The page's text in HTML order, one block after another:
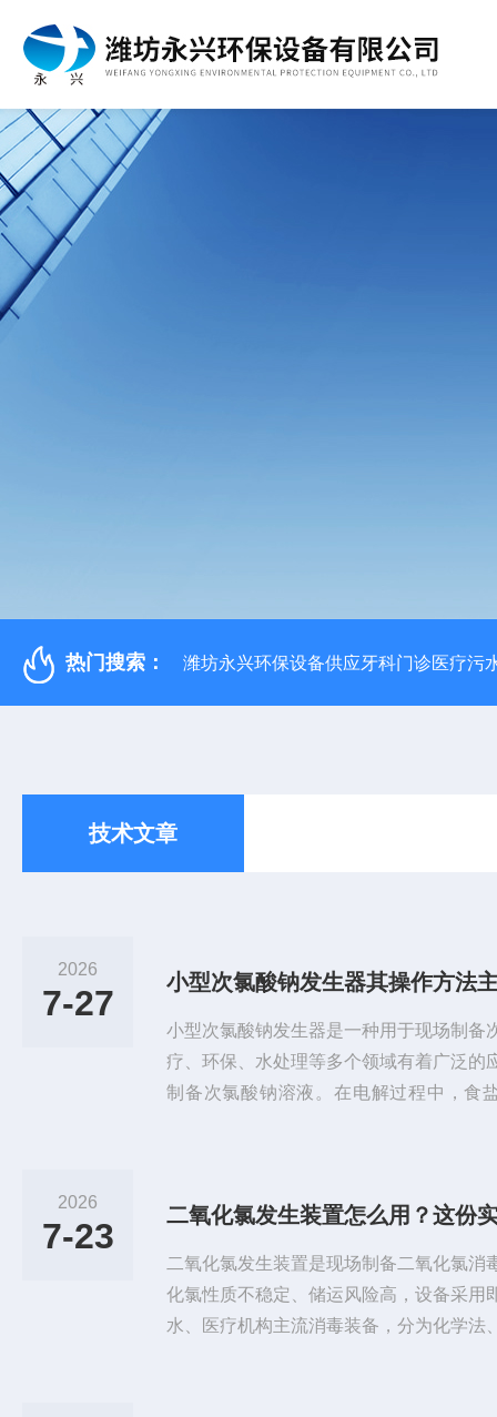
热门搜索： 潍坊永兴环保设备供应牙科门诊医疗污
技术文章
2026
7-27
小型次氯酸钠发生器是一种用于现场制备
疗、环保、水处理等多个领域有着广泛的
制备次氯酸钠溶液。在电解过程中，食
包括以下几个核心阶段：一、开机前准
2026
7-23
二氧化氯发生装置是现场制备二氧化氯消
化氯性质不稳定、储运风险高，设备采用
水、医疗机构主流消毒装备，分为化学法